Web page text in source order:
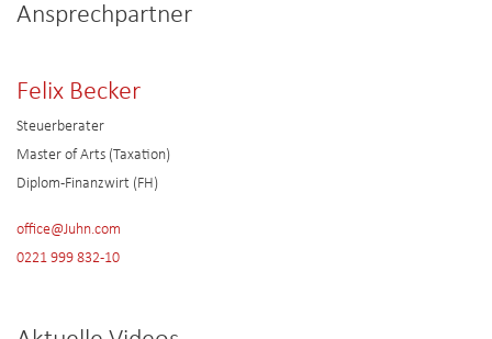
Ansprechpartner
Felix Becker
Steuerberater
Master of Arts (Taxation)
Diplom-Finanzwirt (FH)
office@Juhn.com
0221 999 832-10